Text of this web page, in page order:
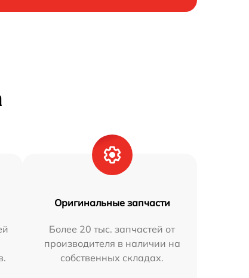
Оригинальные запчасти
Более 20 тыс. запчастей от
производителя в наличии на
собственных складах.